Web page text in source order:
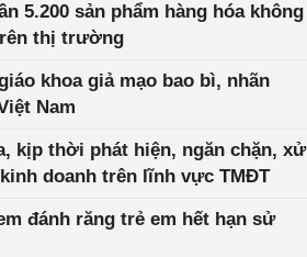
5.200 sản phẩm hàng hóa không
thị trường
khoa giả mạo bao bì, nhãn
Nam
kịp thời phát hiện, ngăn chặn, xử
doanh trên lĩnh vực TMĐT
đánh răng trẻ em hết hạn sử